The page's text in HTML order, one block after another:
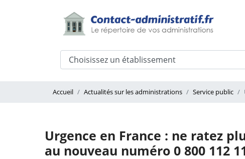
Accueil Actualités sur les administrations Service public
Urgence en France : ne ratez
au nouveau numéro 0 800 112